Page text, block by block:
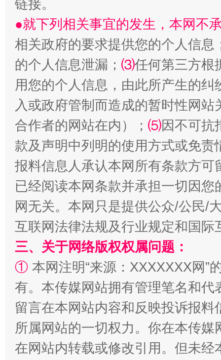
揭批美国五大"原罪" "炒
链接。
●就下列相关事宜的发生，本网不
相关政府的要求提供您的个人信息
的个人信息泄漏； ⑶任何第三方根
用您的个人信息，由此所产生的纠
入或政府管制而造成的暂时性网
合作者的网站在内）； ⑸因不可抗
款及声明中列明的使用方式或免责
报料信息人承认本网所有条款方
已经阅读本网条款并承担一切因
网无关。本网只是提供公众/公民/
互联网法律法规及行业规定和国
三、关于网络版权权属问题：
① 本网注明“来源：XXXXXXX网”
有。本传媒网站拥有管理笔名和
留言在本网站内容和反映投诉报
所属网站的一切权力。你在本传
在网站内转载或修改引用。但未